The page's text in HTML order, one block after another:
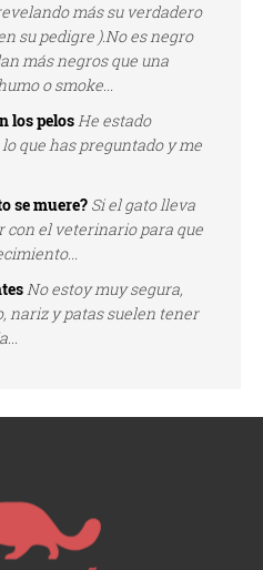
más su verdadero
su pedigre ).No es negro
más negros que una
o smoke...
los pelosHe estado
que has preguntado y me
se muere? Si el gato lleva
con el veterinario para que
No estoy muy segura,
nariz y patas suelen tener